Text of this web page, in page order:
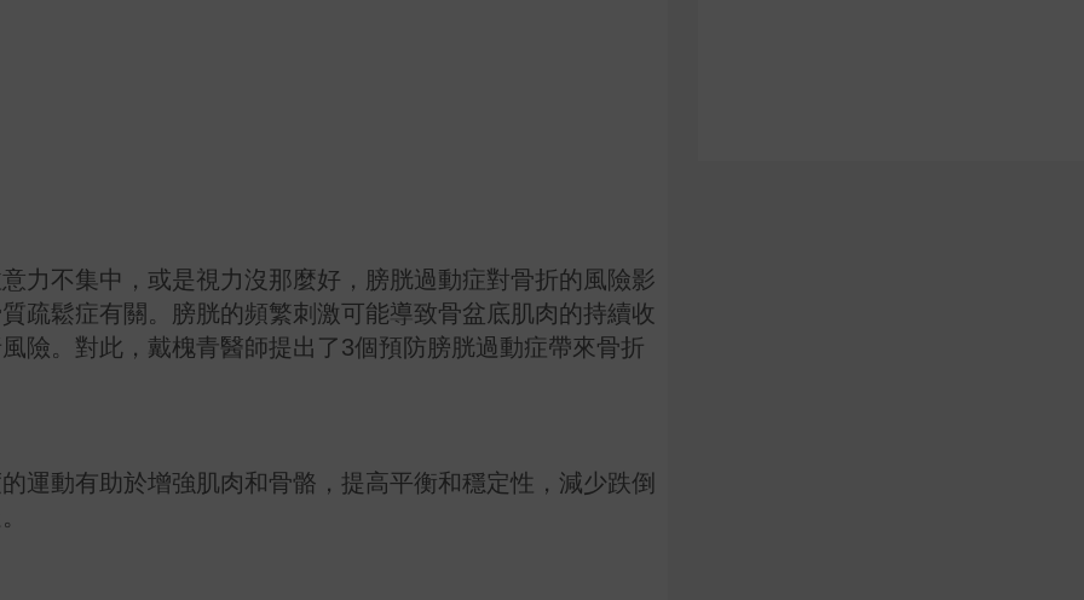
力不集中，或是視力沒那麼好，膀胱過動症對骨折的風險影
疏鬆症有關。膀胱的頻繁刺激可能導致骨盆底肌肉的持續收
險。對此，戴槐青醫師提出了3個預防膀胱過動症帶來骨折
運動有助於增強肌肉和骨骼，提高平衡和穩定性，減少跌倒